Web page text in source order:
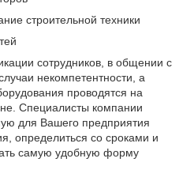
строительной техники
сотрудников, в общении с
некомпетентности, а
проводятся на
Специалисты компании
для Вашего предприятия
определиться со сроками и
самую удобную форму